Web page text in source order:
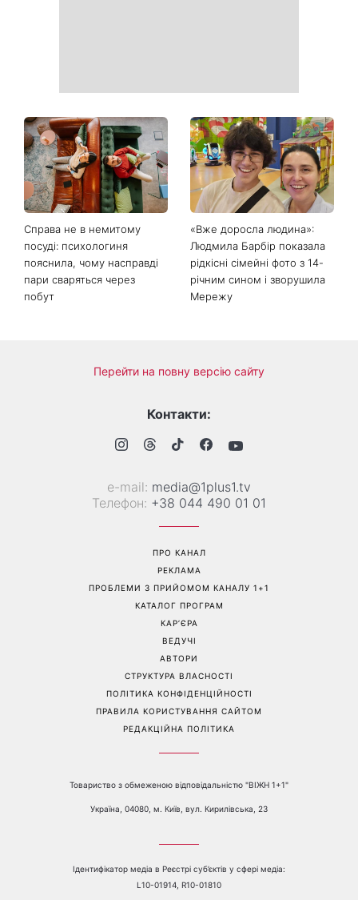
Справа не в немитому
посуді: психологиня
пояснила, чому насправді
пари сваряться через
побут
«Вже доросла людина»:
Людмила Барбір показала
рідкісні сімейні фото з 14-
річним сином і зворушила
Мережу
Перейти на повну версію сайту
Контакти:
е-mail: media@1plus1.tv
Телефон: +38 044 490 01 01
ПРО КАНАЛ
РЕКЛАМА
ПРОБЛЕМИ З ПРИЙОМОМ КАНАЛУ 1+1
КАТАЛОГ ПРОГРАМ
КАР’ЄРА
ВЕДУЧІ
АВТОРИ
СТРУКТУРА ВЛАСНОСТІ
ПОЛІТИКА КОНФІДЕНЦІЙНОСТІ
ПРАВИЛА КОРИСТУВАННЯ САЙТОМ
РЕДАКЦІЙНА ПОЛІТИКА
Товариство з обмеженою відповідальністю "ВІЖН 1+1"
Україна, 04080, м. Київ, вул. Кирилівська, 23
Ідентифікатор медіа в Реєстрі суб’єктів у сфері медіа:
L10-01914, R10-01810